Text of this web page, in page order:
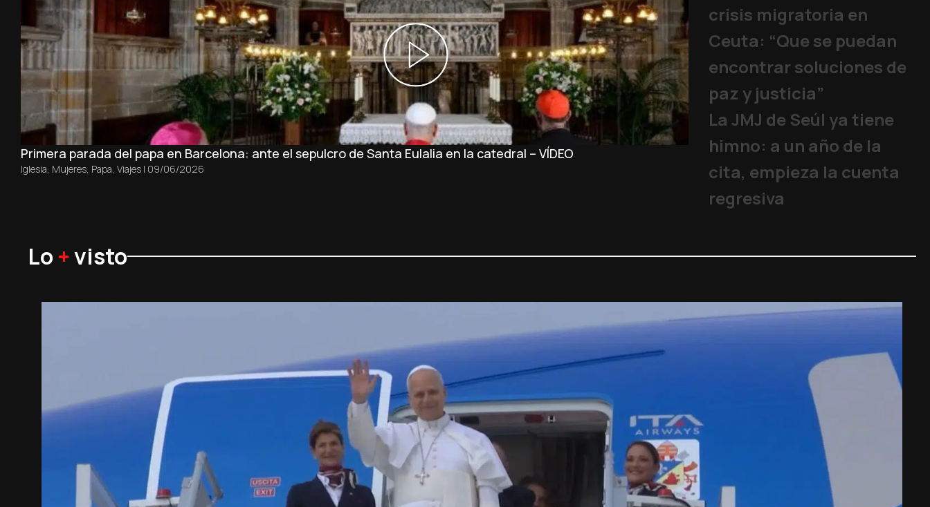
Primera parada del papa en Barcelona: ante el sepulcro de Santa Eulalia en la catedral – VÍDEO
Iglesia Mujeres Papa Viajes | 09/06/2026
15 años sin un
Iglesia Familia y Vida
crisis migratoria en
Ceuta: “Que se puedan
encontrar soluciones de
paz y justicia”
La JMJ de Seúl ya tiene
himno: a un año de la
cita, empieza la cuenta
regresiva
Lo +visto